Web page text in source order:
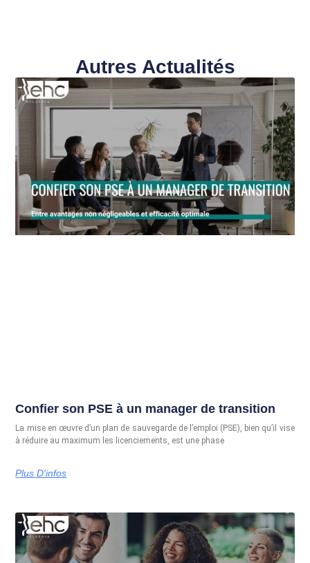
Autres Actualités
Confier son PSE à un manager de transition
La mise en œuvre d’un plan de sauvegarde de l’emploi (PSE), bien qu’il vise
à réduire au maximum les licenciements, est une phase
Plus D'infos